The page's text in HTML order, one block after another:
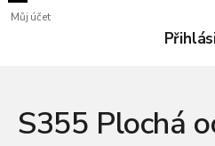
Můj účet
S355 Plochá